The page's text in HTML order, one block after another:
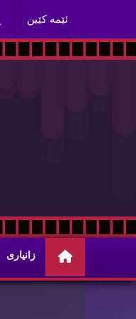
ئێمه‌ كێین
زانیاری